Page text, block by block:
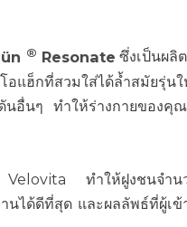
® Resonate ซึ่งเป็นผลิ
ฮ็กที่สวมใส่ได้ล้ำสมัยรุ่นใ
อื่นๆ ทำให้ร่างกายของคุณ
ทำให้ฝูงชนจำน
ได้ดีที่สุด และผลลัพธ์ที่ผู้เข้